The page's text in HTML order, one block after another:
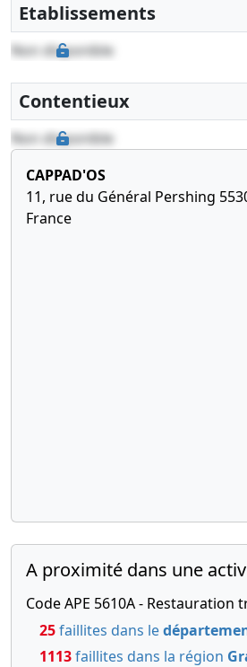
Etablissements
Non disponible
Contentieux
Non disponible
CAPPAD'OS
11, rue du Général Pershing
France
A proximité dans une
Code APE 5610A - Restauration
25faillites dans le
1113faillites dans la région